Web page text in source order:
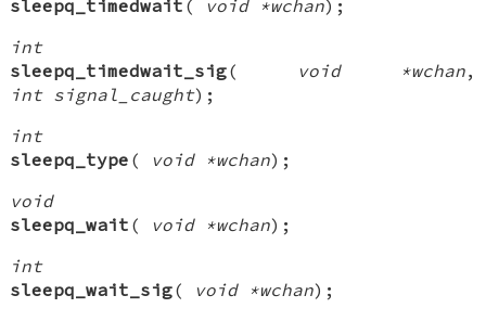
sleepq_timedwait ( void *wchan);
int
sleepq_timedwait_sig( void *wchan,
int signal_caught);
int
sleepq_type ( void *wchan);
void
sleepq_wait ( void *wchan);
int
sleepq_wait_sig( void *wchan);